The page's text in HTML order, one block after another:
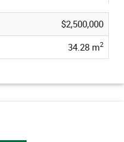
$2,500,000
34.28 m2